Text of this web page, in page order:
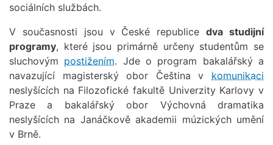
sociálních službách.
V současnosti jsou v České republicedva studijní
programy, které jsou primárně určeny studentům se
sluchovým postižením. Jde o program bakalářský a
navazující magisterský obor Čeština v komunikaci
neslyšících na Filozofické fakultě Univerzity Karlovy v
Praze a bakalářský obor Výchovná dramatika
neslyšících na Janáčkově akademii múzických umění
v Brně.